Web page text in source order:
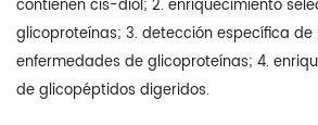
contienen cis-diol; 2. enriquecimiento
glicoproteínas; 3. detección específica
enfermedades de glicoproteínas; 4.
de glicopéptidos digeridos.